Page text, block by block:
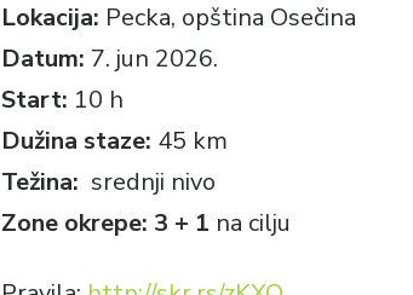
Lokacija: Pecka, opština Osečina
Datum: 7. jun 2026.
Start: 10 h
Dužina staze: 45 km
Težina: srednji nivo
Zone okrepe: 3 + 1 na cilju